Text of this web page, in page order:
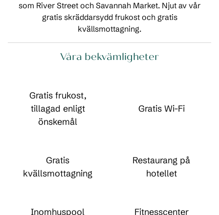
som River Street och Savannah Market. Njut av vår
gratis skräddarsydd frukost och gratis
kvällsmottagning.
Våra bekvämligheter
Gratis frukost,
tillagad enligt
önskemål
Gratis Wi-Fi
Gratis
kvällsmottagning
Restaurang på
hotellet
Inomhuspool Fitnesscenter